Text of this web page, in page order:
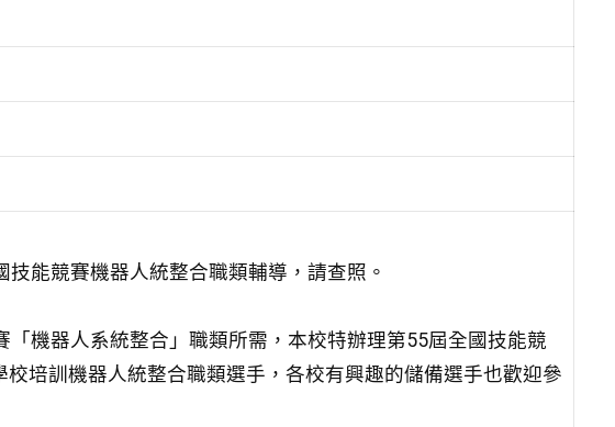
能競賽機器人統整合職類輔導，請查照。
機器人系統整合」職類所需，本校特辦理第55屆全國技能競
培訓機器人統整合職類選手，各校有興趣的儲備選手也歡迎參